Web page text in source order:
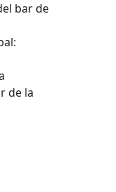
bar de
de la